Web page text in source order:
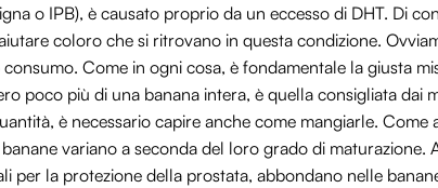
o IPB), è causato proprio da un eccesso di DHT. Di
coloro che si ritrovano in questa condizione.
Come in ogni cosa, è fondamentale la giusta
poco più di una banana intera, è quella consigliata dai
è necessario capire anche come mangiarle. Come
variano a seconda del loro grado di maturazione.
per la protezione della prostata, abbondano nelle